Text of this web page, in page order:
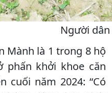
Người
Mành là 1 trong 8 hộ
khởi khoe căn
cuối năm 2024: “Có